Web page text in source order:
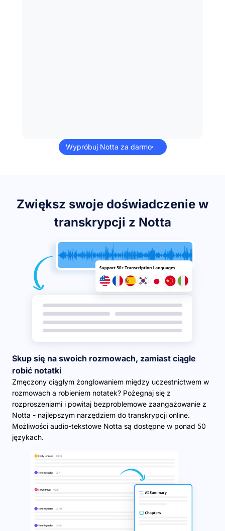
Wypróbuj Notta za darmo
Zwiększ swoje doświadczenie w
transkrypcji z Notta
Skup się na swoich rozmowach, zamiast ciągle
robić notatki
Zmęczony ciągłym żonglowaniem między uczestnictwem w
rozmowach a robieniem notatek? Pożegnaj się z
rozproszeniami i powitaj bezproblemowe zaangażowanie z
Notta - najlepszym narzędziem do transkrypcji online.
Możliwości audio-tekstowe Notta są dostępne w ponad 50
językach.